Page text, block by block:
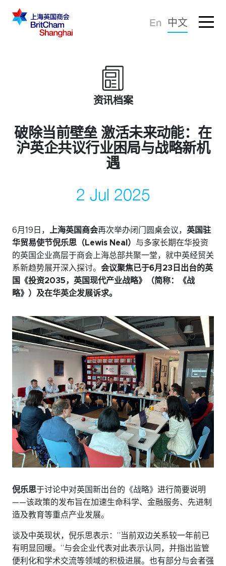
忘记密码？
登录
倡导建议
知识分享
商界社群
商会服务
活动日历
资讯档案
参考文库
就业市场
关于我们
委员会
会员名录
赞助
订阅周报
微信
Live Lounge
加入会员
联系我们
En 中文
资讯档案
破除当前壁垒 激活未来动能：在
沪英企共议行业困局与战略新机
遇
2 Jul 2025
6月19日， 上海英国商会再次举办闭门圆桌会议， 英国驻
华贸易使节倪乐思（Lewis Neal） 与多家长期在华投资
的英国企业高层于商会上海总部共聚一堂，就中英经贸关
系新趋势展开深入探讨。 会议聚焦已于6月23日出台的英
国《投资2035，英国现代产业战略》（简称：《战
略》）及在华英企发展诉求。
倪乐思于讨论中对英国新出台的《战略》进行简要说明
——该政策的发布旨在加速生命科学、金融服务、先进制
造及教育等重点产业发展。
谈及中英现状，倪乐思表示：”当前双边关系较一年前已
有明显回暖。”与会企业代表对此表示认同，并指出监管
便利化和学术交流等领域的积极进展。也有部分与会者强